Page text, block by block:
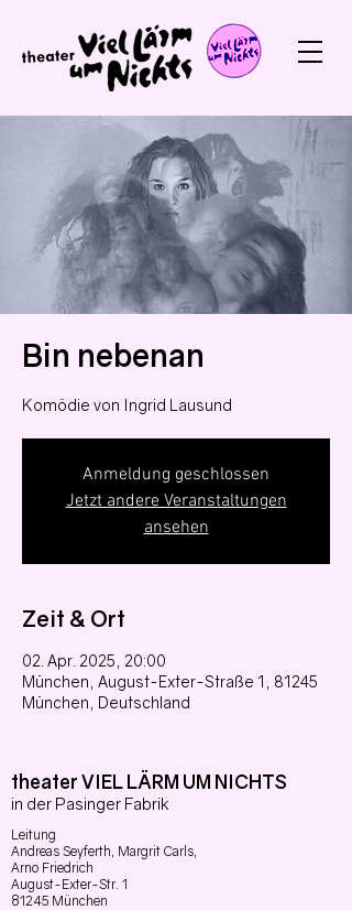
Bin nebenan
Komödie von Ingrid Lausund
Anmeldung geschlossen
Jetzt andere Veranstaltungen
ansehen
Zeit & Ort
02. Apr. 2025, 20:00
München, August-Exter-Straße 1, 81245
München, Deutschland
theater VIEL LÄRM UM NICHTS
in der Pasinger Fabrik
Leitung
Andreas Seyferth, Margrit Carls,
Arno Friedrich
August-Exter-Str. 1
81245 München